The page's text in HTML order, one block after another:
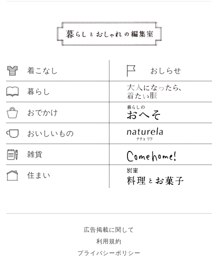
着こなし
暮らし
おでかけ
おいしいもの
雑貨
住まい
おしらせ
広告掲載に関して
利用規約
プライバシーポリシー